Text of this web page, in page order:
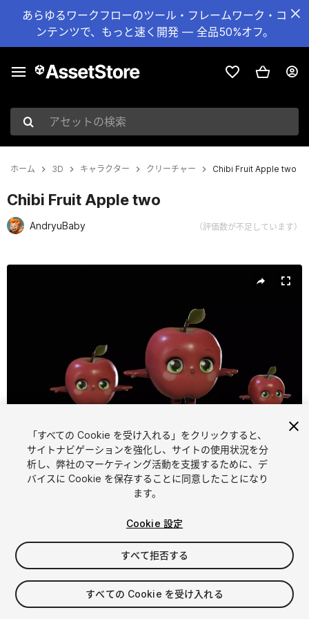
あらゆるワークフローのツール・フレームワーク・コ
ンテンツで、もっと速く開発 — 全品50%オフ。
アセットの検索
ホーム 3D キャラクター クリーチャー Chibi Fruit Apple two
Chibi Fruit Apple two
AndryuBaby （評価数が不足しています）
1/ 22
$15
消費税は決済時に計算されます
「すべての Cookie を受け入れる」をクリックすると、
サイトナビゲーションを強化し、サイトの使用状況を分
析し、弊社のマーケティング活動を支援するために、デ
バイスに Cookie を保存することに同意したことになり
ます。
Cookie 設定
すべて拒否する
すべての Cookie を受け入れる